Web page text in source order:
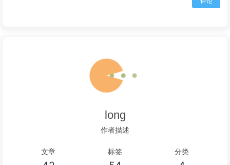
long
作者描述
文章 标签 分类